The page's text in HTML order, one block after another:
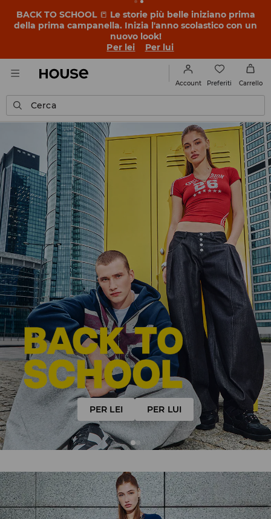
BACK TO SCHOOL 📒 Le storie più belle iniziano prima
della prima campanella. Inizia l'anno scolastico con un
nuovo look!
Per lei
Per lui
Account Preferiti Carrello
Cerca
PER LEI PER LUI
PER LEI PER LUI